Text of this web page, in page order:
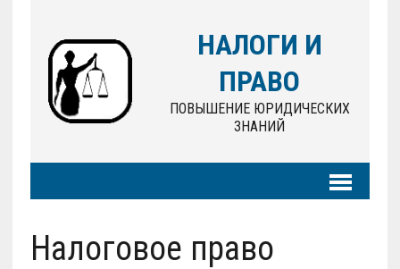
НАЛОГИ И
ПРАВО
ПОВЫШЕНИЕ ЮРИДИЧЕСКИХ
ЗНАНИЙ
Налоговое право